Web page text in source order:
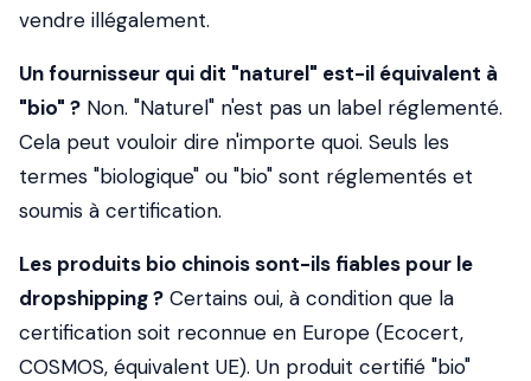
vendre illégalement.
Un fournisseur qui dit "naturel" est-il équivalent à
"bio" ? Non. "Naturel" n'est pas un label réglementé.
Cela peut vouloir dire n'importe quoi. Seuls les
termes "biologique" ou "bio" sont réglementés et
soumis à certification.
Les produits bio chinois sont-ils fiables pour le
dropshipping ? Certains oui, à condition que la
certification soit reconnue en Europe (Ecocert,
COSMOS, équivalent UE). Un produit certifié "bio"